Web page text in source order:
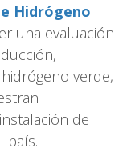
Hidrógeno
una evaluación
verde,
de
país.